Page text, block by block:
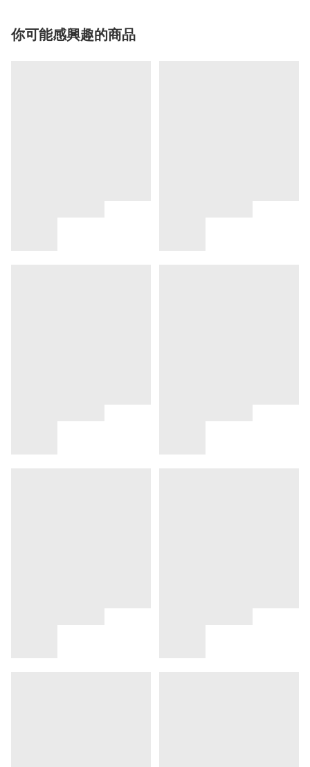
你可能感興趣的商品